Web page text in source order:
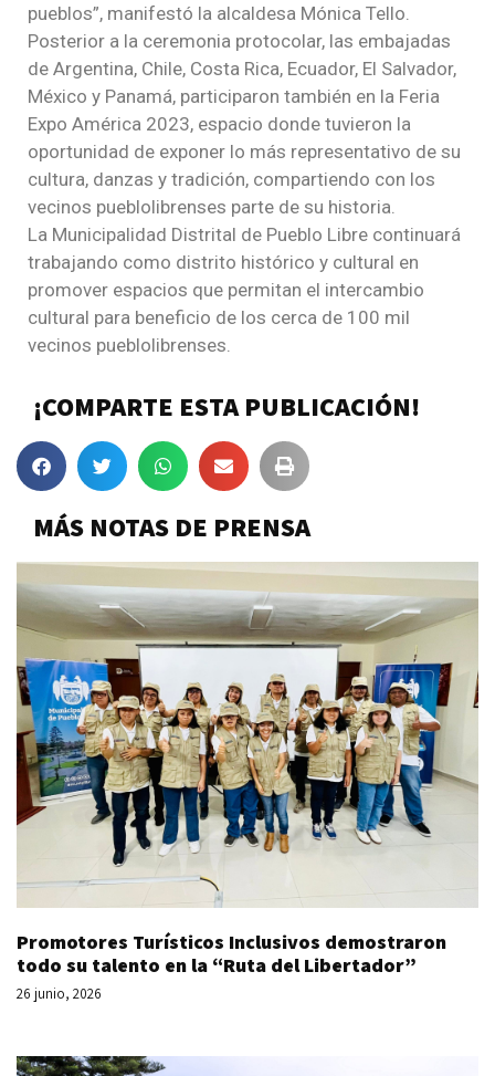
pueblos”, manifestó la alcaldesa Mónica Tello.
Posterior a la ceremonia protocolar, las embajadas
de Argentina, Chile, Costa Rica, Ecuador, El Salvador,
México y Panamá, participaron también en la Feria
Expo América 2023, espacio donde tuvieron la
oportunidad de exponer lo más representativo de su
cultura, danzas y tradición, compartiendo con los
vecinos pueblolibrenses parte de su historia.
La Municipalidad Distrital de Pueblo Libre continuará
trabajando como distrito histórico y cultural en
promover espacios que permitan el intercambio
cultural para beneficio de los cerca de 100 mil
vecinos pueblolibrenses.
¡COMPARTE ESTA PUBLICACIÓN!
MÁS NOTAS DE PRENSA
Promotores Turísticos Inclusivos demostraron
todo su talento en la “Ruta del Libertador”
26 junio, 2026